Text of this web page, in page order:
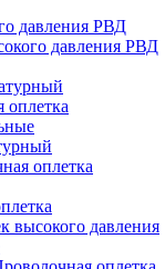
давления РВД
давления РВД
оплетка
оплетка
высокого давления